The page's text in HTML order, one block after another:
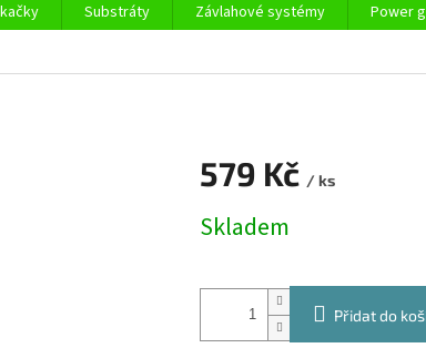
Substráty Závlahové systémy Power
579 Kč / ks
cena:
Skladem
Přidat do